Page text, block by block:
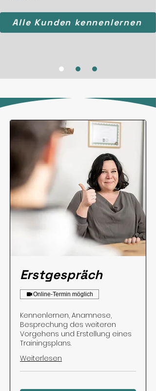
Alle Kunden kennenlernen
Erstgespräch
Online-Termin möglich
Kennenlernen, Anamnese,
Besprechung des weiteren
Vorgehens und Erstellung eines
Trainingsplans.
Weiterlesen